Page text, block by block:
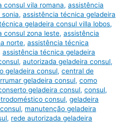
consul vila romana,assistência
,assistência técnica geladeira
geladeira consul villa lobos,
consul zona leste,assistência
norte,assistência técnica
assistência técnica geladeira
,autorizada geladeira consul,
geladeira consul,central de
geladeira consul,como
geladeira consul,consul,
consul,geladeira
, manutenção geladeira
, rede autorizada geladeira